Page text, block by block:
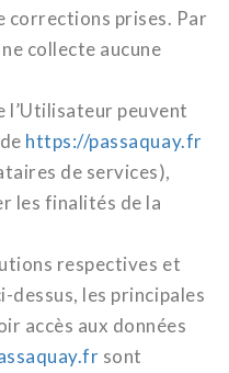
corrections prises. Par
ne collecte aucune
l’Utilisateur peuvent
https://passaquay.fr
de services),
les finalités de la
respectives et
dessus, les principales
accès aux données
sont